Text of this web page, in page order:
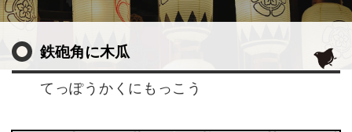
鉄砲角に木瓜
てっぽうかくにもっこう